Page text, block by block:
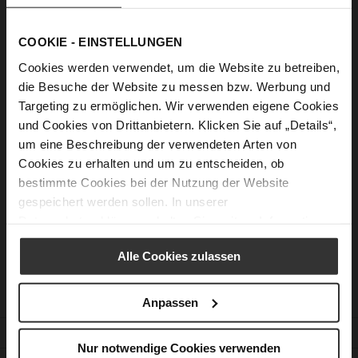
COOKIE - EINSTELLUNGEN
Cookies werden verwendet, um die Website zu betreiben,
die Besuche der Website zu messen bzw. Werbung und
Targeting zu ermöglichen. Wir verwenden eigene Cookies
und Cookies von Drittanbietern. Klicken Sie auf „Details“,
um eine Beschreibung der verwendeten Arten von
Cookies zu erhalten und um zu entscheiden, ob
bestimmte Cookies bei der Nutzung der Website
gespeichert werden sollen. In unserer
Alle Cookies zulassen
Anpassen
Nur notwendige Cookies verwenden
Forgot Your Password?
New Customers
Creating an account has many benefits: check out faster, keep
more than one address, track orders and more.
Create an Account
CUSTOMER SERVICE